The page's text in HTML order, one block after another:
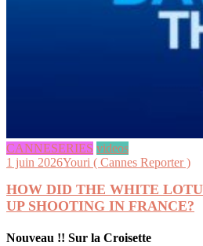
CANNESERIES videos
1 juin 2026Youri ( Cannes Reporter )
HOW DID THE WHITE
UP SHOOTING IN FRANCE?
Nouveau !! Sur la Croisette